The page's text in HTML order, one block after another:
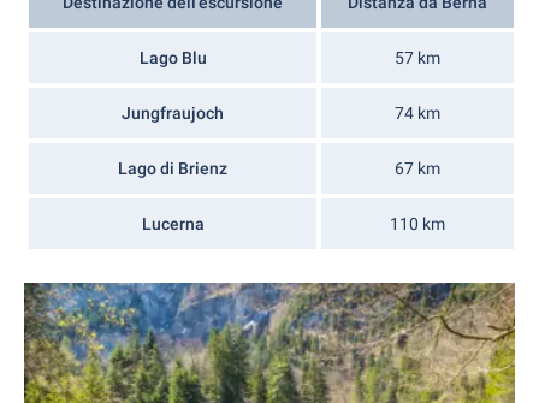
Lago Blu 57 km
Jungfraujoch 74 km
Lago di Brienz 67 km
Lucerna 110 km